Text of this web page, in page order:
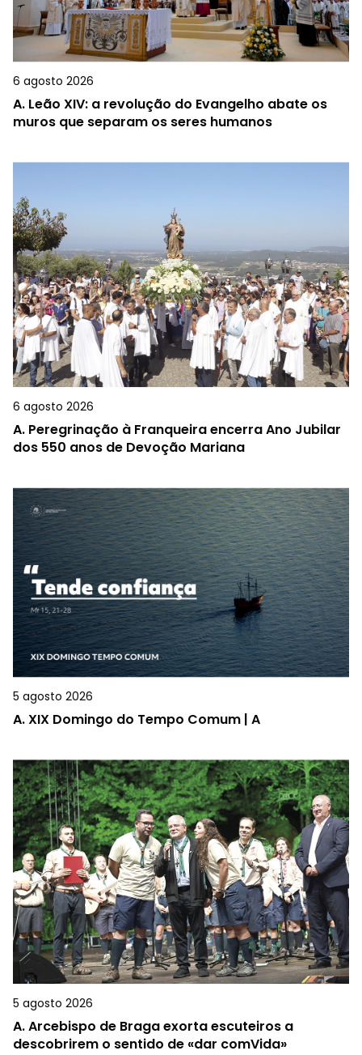
6 agosto 2026
A. Leão XIV: a revolução do Evangelho abate os
muros que separam os seres humanos
6 agosto 2026
A. Peregrinação à Franqueira encerra Ano Jubilar
dos 550 anos de Devoção Mariana
5 agosto 2026
A.XIX Domingo do Tempo Comum | A
5 agosto 2026
A.Arcebispo de Braga exorta escuteiros a
descobrirem o sentido de «dar comVida»